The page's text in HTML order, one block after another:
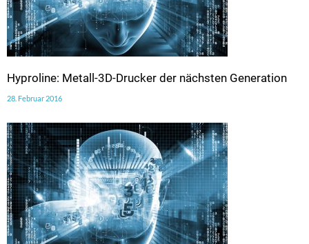
Hyproline: Metall-3D-Drucker der nächsten Generation
28. Februar 2016